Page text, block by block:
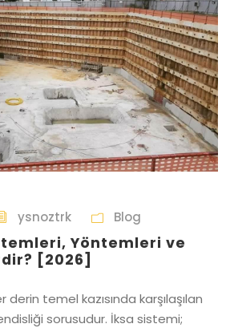
ysnoztrk Blog
Yöntemleri ve
[2026]
temel kazısında karşılaşılan
sorusudur. İksa sistemi;